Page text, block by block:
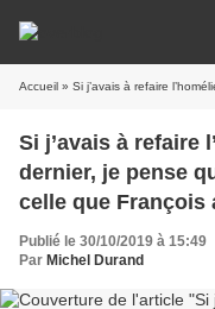
Accueil » Si j’avais à refaire l’homélie de dimanche
Si j’avais à refaire
dernier, je pense
celle que François
Pierre.
Publié le 30/10/2019 à 15:49
Par Michel Durand